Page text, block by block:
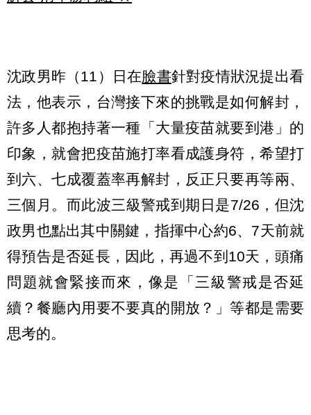
沈政男昨（11）日在臉書針對疫情狀況提出看
法，他表示，台灣接下來的挑戰是如何解封，
許多人都抱持著一種「大量疫苗就要到港」的
印象，就會把疫苗施打率看成護身符，希望打
到六、七成覆蓋率再解封，反正只要再等兩、
三個月。而此波三級警戒到期日是7/26，但沈
政男也點出其中關鍵，指揮中心約6、7天前就
得預告是否延長，因此，再過不到10天，頭痛
問題就會緊接而來，像是「三級警戒是否延
續？餐廳內用要不要真的開放？」等都是需要
思考的。